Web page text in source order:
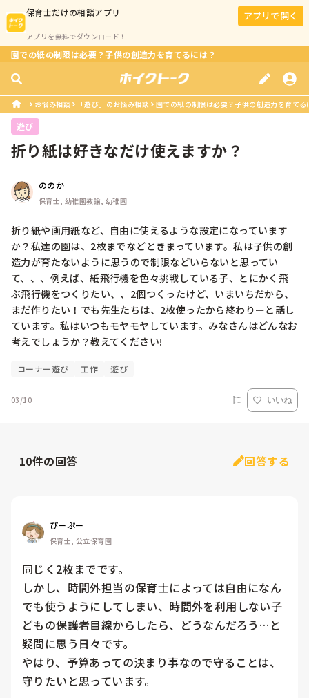
保育士だけの相談アプリ
アプリを無料でダウンロード！
アプリで開く
園での紙の制限は必要？子供の創造力を育てるには？
お悩み相談 「遊び」のお悩み相談 園での紙の制限は必要？子供の創造力を育てる
遊び
折り紙は好きなだけ使えますか？
ののか
保育士, 幼稚園教諭, 幼稚園
折り紙や画用紙など、自由に使えるような設定になっています
か？私達の園は、2枚までなどときまっています。私は子供の創
造力が育たないように思うので制限などいらないと思ってい
て、、、例えば、紙飛行機を色々挑戦している子、とにかく飛
ぶ飛行機をつくりたい、、2個つくったけど、いまいちだから、
まだ作りたい！でも先生たちは、2枚使ったから終わりーと話し
ています。私はいつもモヤモヤしています。みなさんはどんなお
考えでしょうか？教えてください!
コーナー遊び 工作 遊び
03/10 いいね
10件の回答 回答する
ぴーぷー
保育士, 公立保育園
同じく2枚までです。
しかし、時間外担当の保育士によっては自由になん
でも使うようにしてしまい、時間外を利用しない子
どもの保護者目線からしたら、どうなんだろう…と
疑問に思う日々です。
やはり、予算あっての決まり事なので守ることは、
守りたいと思っています。